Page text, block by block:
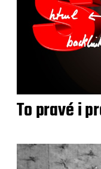
To pravé i